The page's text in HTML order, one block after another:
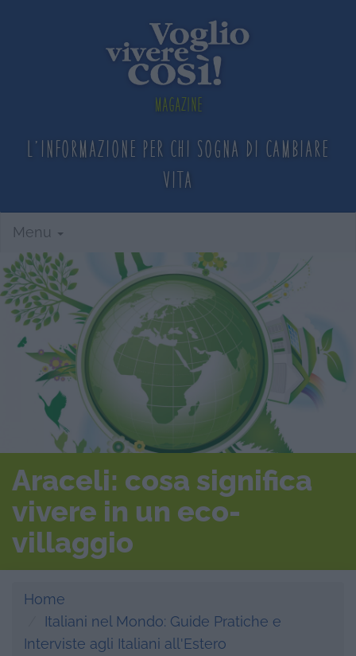
Magazine
L'informazione per chi sogna di cambiare
vita
Menu
Araceli: cosa significa
vivere in un eco-
villaggio
Home
Italiani nel Mondo: Guide Pratiche e
Interviste agli Italiani all'Estero